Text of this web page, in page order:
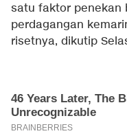
satu faktor penekan
perdagangan
risetnya, dikutip